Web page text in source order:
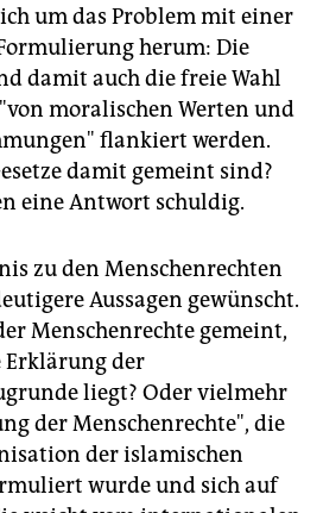
um das Problem mit einer
herum: Die
damit auch die freie Wahl
moralischen Werten und
flankiert werden.
damit gemeint sind?
eine Antwort schuldig.
zu den Menschenrechten
Aussagen gewünscht.
Menschenrechte gemeint,
Erklärung der
liegt? Oder vielmehr
der Menschenrechte", die
der islamischen
wurde und sich auf